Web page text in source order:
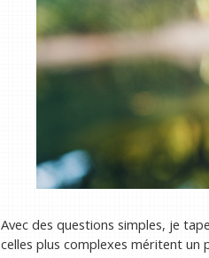
Avec des questions simples, je
celles plus complexes méritent un